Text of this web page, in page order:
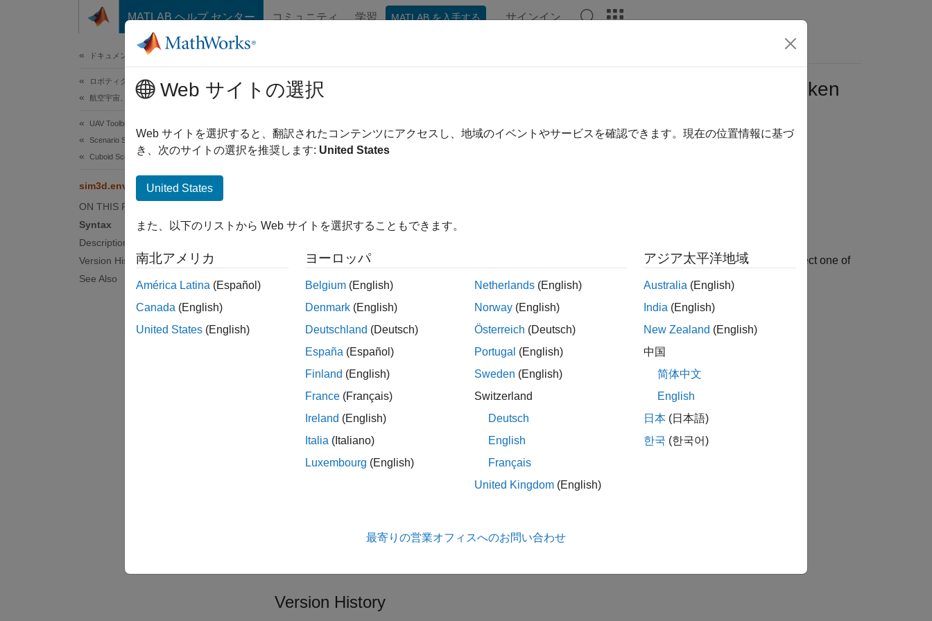
コンテンツへスキップ
MATLAB ヘルプ センター コミュニティ 学習 MATLAB を入手する サインイン
ドキュメンテーションのホーム
ロボティクスおよび自律システム
航空宇宙、防衛
UAV Toolbox
Scenario Simulation
Cuboid Scenario Simulation
sim3d.environment.GeospatialConfiguration.updateAccessToken
ON THIS PAGE
Syntax
Description
Version History
See Also
sim3d.environment.GeospatialConfiguration.updateAccessToken
Update access token
Since R2024b
Description
sim3d.environment.GeospatialConfiguration.updateAccessToken()
opens a dialog-box where you can select one of
Version History
Web サイトの選択
Web サイトを選択すると、翻訳されたコンテンツにアクセスし、地域のイベントやサービスを確認できます。現在の位置情報に基づ
き、次のサイトの選択を推奨します: United States
United States
また、以下のリストから Web サイトを選択することもできます。
南北アメリカ
América Latina (Español)
Canada (English)
United States (English)
ヨーロッパ
Belgium (English)
Denmark (English)
Deutschland (Deutsch)
España (Español)
Finland (English)
France (Français)
Ireland (English)
Italia (Italiano)
Luxembourg (English)
Netherlands (English)
Norway (English)
Österreich (Deutsch)
Portugal (English)
Sweden (English)
Switzerland
Deutsch
English
Français
United Kingdom (English)
アジア太平洋地域
Australia (English)
India (English)
New Zealand (English)
中国
简体中文
English
日本 (日本語)
한국 (한국어)
最寄りの営業オフィスへのお問い合わせ